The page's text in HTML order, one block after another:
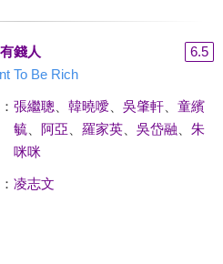
錢人
6.5
To Be Rich
張繼聰 韓曉噯 吳肇軒、 童繽
毓、 阿亞 羅家英、 吳岱融
朱
咪咪
凌志文